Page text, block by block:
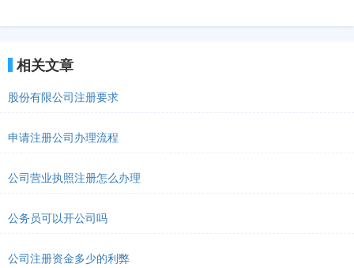
相关文章
股份有限公司注册要求
申请注册公司办理流程
公司营业执照注册怎么办理
公务员可以开公司吗
公司注册资金多少的利弊